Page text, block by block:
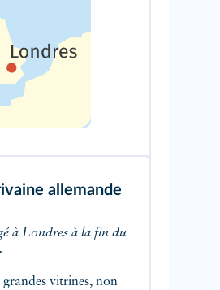
allemande
vitrines, non